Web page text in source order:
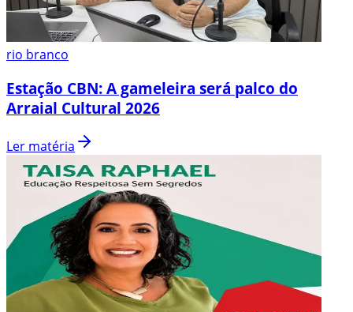
rio branco
Estação CBN: A gameleira será palco do
Arraial Cultural 2026
Ler matéria